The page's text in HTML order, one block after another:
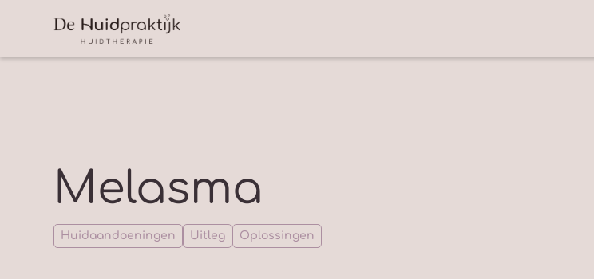
Melasma
Huidaandoeningen Uitleg Oplossingen